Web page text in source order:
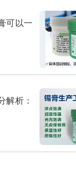
可以一
解析：